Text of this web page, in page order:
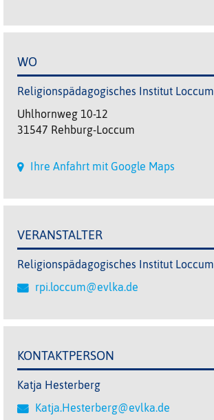
WO
Religionspädagogisches Institut Loccum
Uhlhornweg 10-12
31547 Rehburg-Loccum
Ihre Anfahrt mit Google Maps
VERANSTALTER
Religionspädagogisches Institut Loccum
rpi.loccum@evlka.de
KONTAKTPERSON
Katja Hesterberg
Katja.Hesterberg@evlka.de